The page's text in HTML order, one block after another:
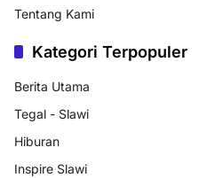
Tentang Kami
Kategori Terpopuler
Berita Utama
Tegal - Slawi
Hiburan
Inspire Slawi